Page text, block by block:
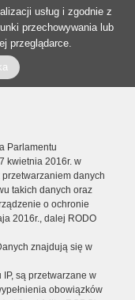
usług i zgodnie z
przechowywania lub
przeglądarce.
Parlamentu
kwietnia 2016r. w
danych
takich danych oraz
o ochronie
2016r., dalej RODO
znajdują się w
są przetwarzane w
obowiązków